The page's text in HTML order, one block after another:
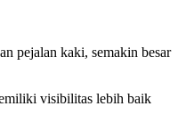
pejalan kaki, semakin besar
visibilitas lebih baik